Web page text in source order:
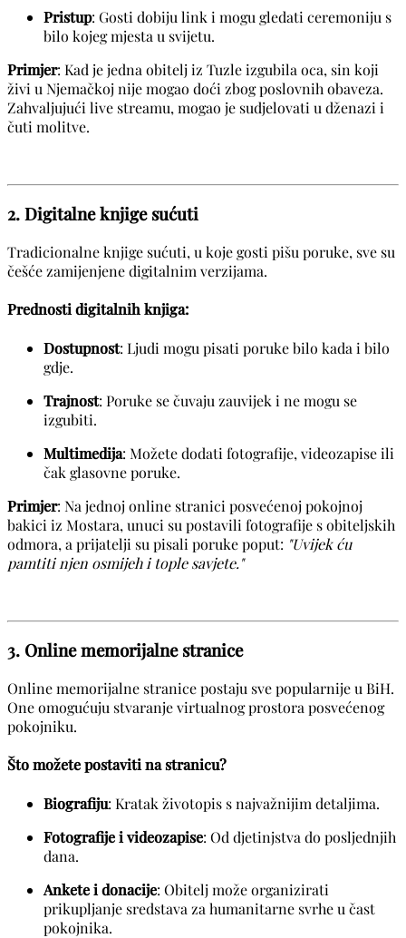
Pristup: Gosti dobiju link i mogu gledati ceremoniju s
bilo kojeg mjesta u svijetu.
Primjer: Kad je jedna obitelj iz Tuzle izgubila oca, sin koji
živi u Njemačkoj nije mogao doći zbog poslovnih obaveza.
Zahvaljujući live streamu, mogao je sudjelovati u dženazi i
čuti molitve.
2. Digitalne knjige sućuti
Tradicionalne knjige sućuti, u koje gosti pišu poruke, sve su
češće zamijenjene digitalnim verzijama.
Prednosti digitalnih knjiga:
Dostupnost: Ljudi mogu pisati poruke bilo kada i bilo
gdje.
Trajnost: Poruke se čuvaju zauvijek i ne mogu se
izgubiti.
Multimedija: Možete dodati fotografije, videozapise ili
čak glasovne poruke.
Primjer: Na jednoj online stranici posvećenoj pokojnoj
bakici iz Mostara, unuci su postavili fotografije s obiteljskih
odmora, a prijatelji su pisali poruke poput: "Uvijek ću
pamtiti njen osmijeh i tople savjete."
3. Online memorijalne stranice
Online memorijalne stranice postaju sve popularnije u BiH.
One omogućuju stvaranje virtualnog prostora posvećenog
pokojniku.
Što možete postaviti na stranicu?
Biografiju: Kratak životopis s najvažnijim detaljima.
Fotografije i videozapise: Od djetinjstva do posljednjih
dana.
Ankete i donacije: Obitelj može organizirati
prikupljanje sredstava za humanitarne svrhe u čast
pokojnika.